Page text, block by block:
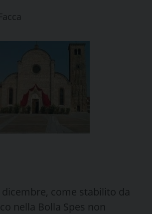
come stabilito da
nella Bolla Spes non